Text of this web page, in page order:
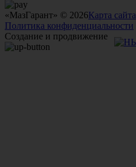
«МазГарант» © 2026Карта сайта
Политика конфиденциальности
Создание и продвижение